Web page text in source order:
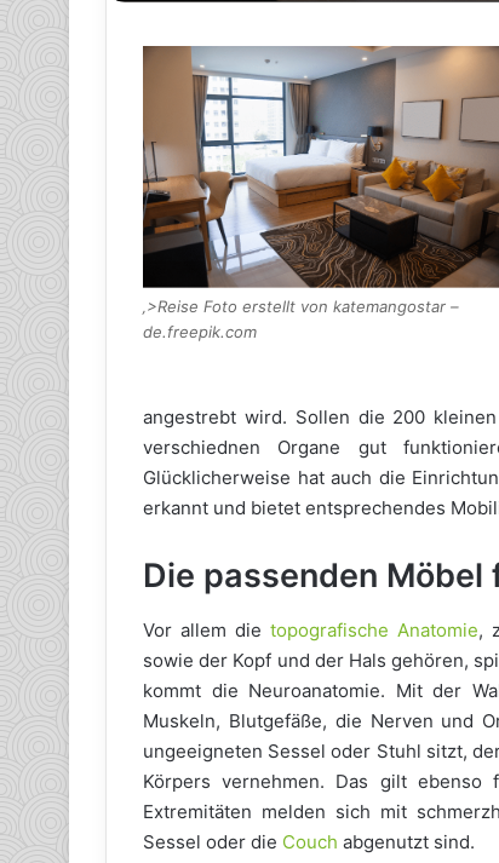
‚>Reise Foto erstellt von katemangostar –
de.freepik.com
angestrebt wird. Sollen die 200
verschiednen Organe gut
Glücklicherweise hat auch die
erkannt und bietet entsprechendes
Die passenden
Vor allem die topografische Anatomie,
sowie der Kopf und der Hals gehören,
kommt die Neuroanatomie. Mit der
Muskeln, Blutgefäße, die Nerven und
ungeeigneten Sessel oder Stuhl sitzt,
Körpers vernehmen. Das gilt
Extremitäten melden sich mit
Sessel oder die Couch abgenutzt sind.